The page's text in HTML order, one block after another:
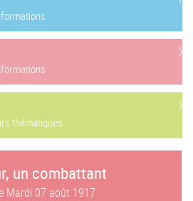
thématiques
un combattant
Mardi 07 août 1917